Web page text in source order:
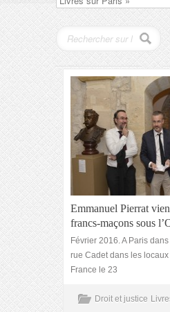
Emmanuel Pierrat
francs-maçons sous
Février 2016. A Paris
rue Cadet dans les
France le 23
Droit et justice